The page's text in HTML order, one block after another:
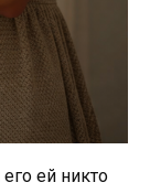
ей никто